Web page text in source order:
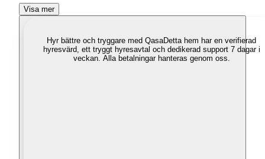
Visa mer
Hyr bättre och tryggare med QasaDetta hem har en verifierad
hyresvärd, ett tryggt hyresavtal och dedikerad support 7 dagar i
veckan. Alla betalningar hanteras genom oss.